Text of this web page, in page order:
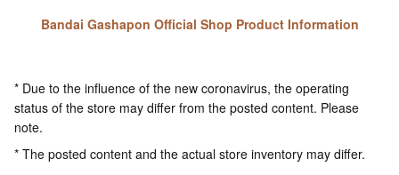
Bandai Gashapon Official Shop Product Information
* Due to the influence of the new coronavirus, the operating
status of the store may differ from the posted content. Please
note.
* The posted content and the actual store inventory may differ.